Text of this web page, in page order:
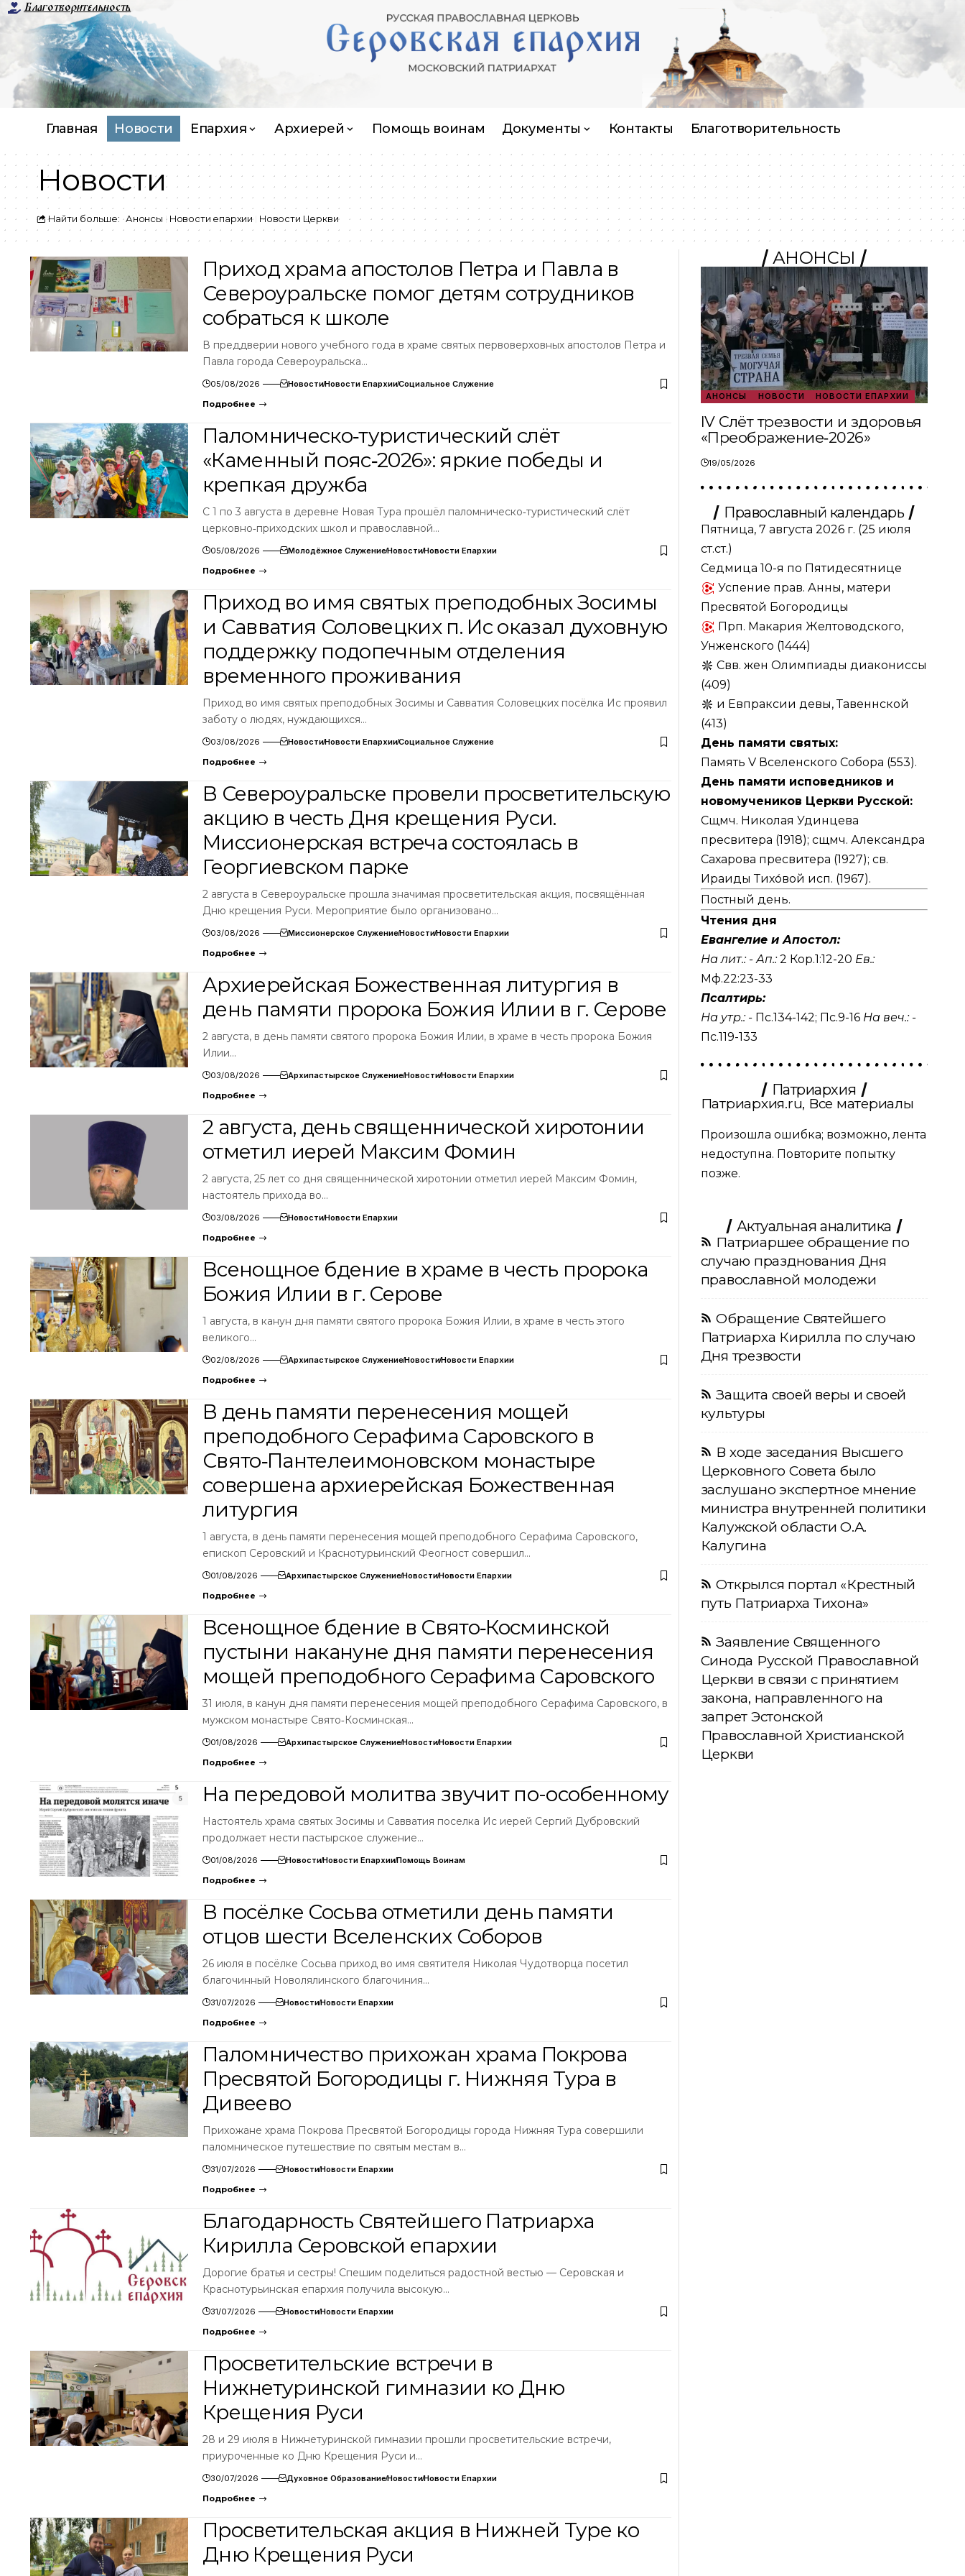
Благотворительность
Главная Новости Епархия Архиерей Помощь воинам Документы Контакты Благотворительность
Новости
Найти больше: Анонсы Новости епархии Новости Церкви
Приход храма апостолов Петра и Павла в
Североуральске помог детям сотрудников
собраться к школе
В преддверии нового учебного года в храме святых первоверховных апостолов Петра и
Павла города Североуральска…
05/08/2026 НовостиНовости ЕпархииСоциальное Служение
Подробнее
Паломническо‑туристический слёт
«Каменный пояс‑2026»: яркие победы и
крепкая дружба
С 1 по 3 августа в деревне Новая Тура прошёл паломническо‑туристический слёт
церковно‑приходских школ и православной…
05/08/2026 Молодёжное СлужениеНовостиНовости Епархии
Подробнее
Приход во имя святых преподобных Зосимы
и Савватия Соловецких п. Ис оказал духовную
поддержку подопечным отделения
временного проживания
Приход во имя святых преподобных Зосимы и Савватия Соловецких посёлка Ис проявил
заботу о людях, нуждающихся…
03/08/2026 НовостиНовости ЕпархииСоциальное Служение
Подробнее
В Североуральске провели просветительскую
акцию в честь Дня крещения Руси.
Миссионерская встреча состоялась в
Георгиевском парке
2 августа в Североуральске прошла значимая просветительская акция, посвящённая
Дню крещения Руси. Мероприятие было организовано…
03/08/2026 Миссионерское СлужениеНовостиНовости Епархии
Подробнее
Архиерейская Божественная литургия в
день памяти пророка Божия Илии в г. Серове
2 августа, в день памяти святого пророка Божия Илии, в храме в честь пророка Божия
Илии…
03/08/2026 Архипастырское СлужениеНовостиНовости Епархии
Подробнее
2 августа, день священнической хиротонии
отметил иерей Максим Фомин
2 августа, 25 лет со дня священнической хиротонии отметил иерей Максим Фомин,
настоятель прихода во…
03/08/2026 НовостиНовости Епархии
Подробнее
Всенощное бдение в храме в честь пророка
Божия Илии в г. Серове
1 августа, в канун дня памяти святого пророка Божия Илии, в храме в честь этого
великого…
02/08/2026 Архипастырское СлужениеНовостиНовости Епархии
Подробнее
В день памяти перенесения мощей
преподобного Серафима Саровского в
Свято‑Пантелеимоновском монастыре
совершена архиерейская Божественная
литургия
1 августа, в день памяти перенесения мощей преподобного Серафима Саровского,
епископ Серовский и Краснотурьинский Феогност совершил…
01/08/2026 Архипастырское СлужениеНовостиНовости Епархии
Подробнее
Всенощное бдение в Свято‑Косминской
пустыни накануне дня памяти перенесения
мощей преподобного Серафима Саровского
31 июля, в канун дня памяти перенесения мощей преподобного Серафима Саровского, в
мужском монастыре Свято‑Косминская…
01/08/2026 Архипастырское СлужениеНовостиНовости Епархии
Подробнее
На передовой молитва звучит по-особенному
Настоятель храма святых Зосимы и Савватия поселка Ис иерей Сергий Дубровский
продолжает нести пастырское служение…
01/08/2026 НовостиНовости ЕпархииПомощь Воинам
Подробнее
В посёлке Сосьва отметили день памяти
отцов шести Вселенских Соборов
26 июля в посёлке Сосьва приход во имя святителя Николая Чудотворца посетил
благочинный Новолялинского благочиния…
31/07/2026 НовостиНовости Епархии
Подробнее
Паломничество прихожан храма Покрова
Пресвятой Богородицы г. Нижняя Тура в
Дивеево
Прихожане храма Покрова Пресвятой Богородицы города Нижняя Тура совершили
паломническое путешествие по святым местам в…
31/07/2026 НовостиНовости Епархии
Подробнее
Благодарность Святейшего Патриарха
Кирилла Серовской епархии
Дорогие братья и сестры! Спешим поделиться радостной вестью — Серовская и
Краснотурьинская епархия получила высокую…
31/07/2026 НовостиНовости Епархии
Подробнее
Просветительские встречи в
Нижнетуринской гимназии ко Дню
Крещения Руси
28 и 29 июля в Нижнетуринской гимназии прошли просветительские встречи,
приуроченные ко Дню Крещения Руси и…
30/07/2026 Духовное ОбразованиеНовостиНовости Епархии
Подробнее
Просветительская акция в Нижней Туре ко
Дню Крещения Руси
АНОНСЫ
АНОНСЫ НОВОСТИ НОВОСТИ ЕПАРХИИ
IV Слёт трезвости и здоровья
«Преображение‑2026»
19/05/2026
Православный календарь
Пятница, 7 августа 2026 г. (25 июля
ст.ст.)
Седмица 10-я по Пятидесятнице
Успение прав. Анны, матери
Пресвятой Богородицы
Прп. Макария Желтоводского,
Унженского (1444)
Свв. жен Олимпиады диакониссы
(409)
и Евпраксии девы, Тавеннской
(413)
День памяти святых:
Память V Вселенского Собора (553).
День памяти исповедников и
новомучеников Церкви Русской:
Сщмч. Николая Удинцева
пресвитера (1918); сщмч. Александра
Сахарова пресвитера (1927); св.
Ираиды Тихо́вой исп. (1967).
Постный день.
Чтения дня
Евангелие и Апостол:
На лит.: - Ап.:2 Кор.1:12-20 Ев.:
Мф.22:23-33
Псалтирь:
На утр.: - Пс.134-142; Пс.9-16На веч.: -
Пс.119-133
Патриархия
Патриархия.ru, Все материалы
Произошла ошибка; возможно, лента
недоступна. Повторите попытку
позже.
Актуальная аналитика
Патриаршее обращение по
случаю празднования Дня
православной молодежи
Обращение Святейшего
Патриарха Кирилла по случаю
Дня трезвости
Защита своей веры и своей
культуры
В ходе заседания Высшего
Церковного Совета было
заслушано экспертное мнение
министра внутренней политики
Калужской области О.А.
Калугина
Открылся портал «Крестный
путь Патриарха Тихона»
Заявление Священного
Синода Русской Православной
Церкви в связи с принятием
закона, направленного на
запрет Эстонской
Православной Христианской
Церкви